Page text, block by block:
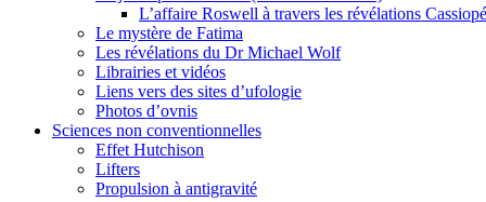
L’affaire Roswell à travers les révélations
Le mystère de Fatima
Les révélations du Dr Michael Wolf
Librairies et vidéos
Liens vers des sites d’ufologie
Photos d’ovnis
Sciences non conventionnelles
Effet Hutchison
Lifters
Propulsion à antigravité